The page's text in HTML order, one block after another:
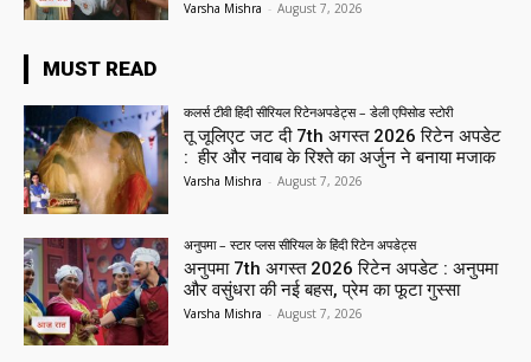
Varsha Mishra - August 7, 2026
MUST READ
कलर्स टीवी हिंदी सीरियल रिटेनअपडेट्स – डेली एपिसोड स्टोरी
तू जूलिएट जट दी 7th अगस्त 2026 रिटेन अपडेट
: हीर और नवाब के रिश्ते का अर्जुन ने बनाया मजाक
Varsha Mishra - August 7, 2026
अनुपमा – स्टार प्लस सीरियल के हिंदी रिटेन अपडेट्स
अनुपमा 7th अगस्त 2026 रिटेन अपडेट : अनुपमा
और वसुंधरा की नई बहस, प्रेम का फूटा गुस्सा
Varsha Mishra - August 7, 2026